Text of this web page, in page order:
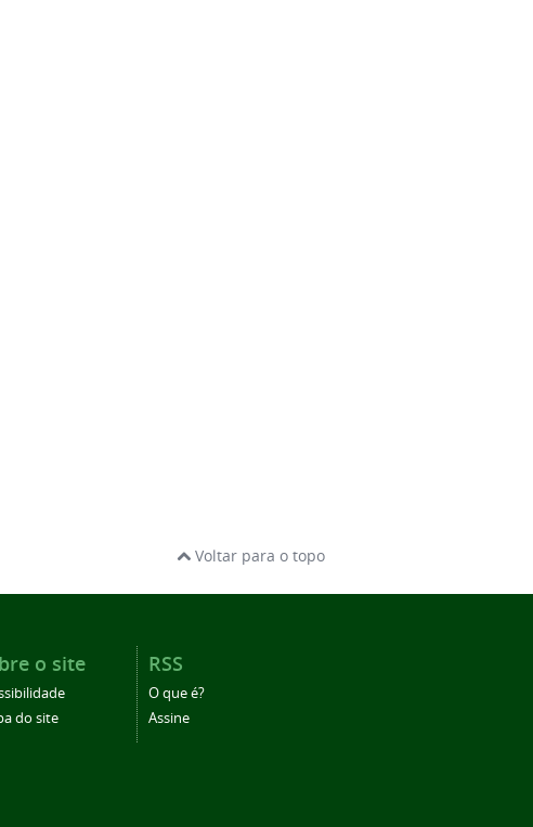
Voltar para o topo
o site
do site
RSS
O que é?
Assine